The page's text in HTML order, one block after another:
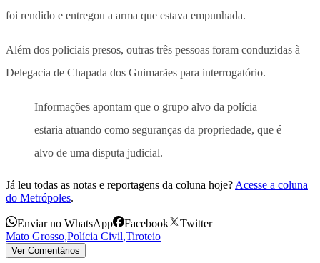
foi rendido e entregou a arma que estava empunhada.
Além dos policiais presos, outras três pessoas foram conduzidas à
Delegacia de Chapada dos Guimarães para interrogatório.
Informações apontam que o grupo alvo da polícia
estaria atuando como seguranças da propriedade, que é
alvo de uma disputa judicial.
Já leu todas as notas e reportagens da coluna hoje? Acesse a coluna
do Metrópoles.
Enviar no WhatsApp Facebook
Twitter
Mato Grosso,Polícia Civil,Tiroteio
Ver Comentários